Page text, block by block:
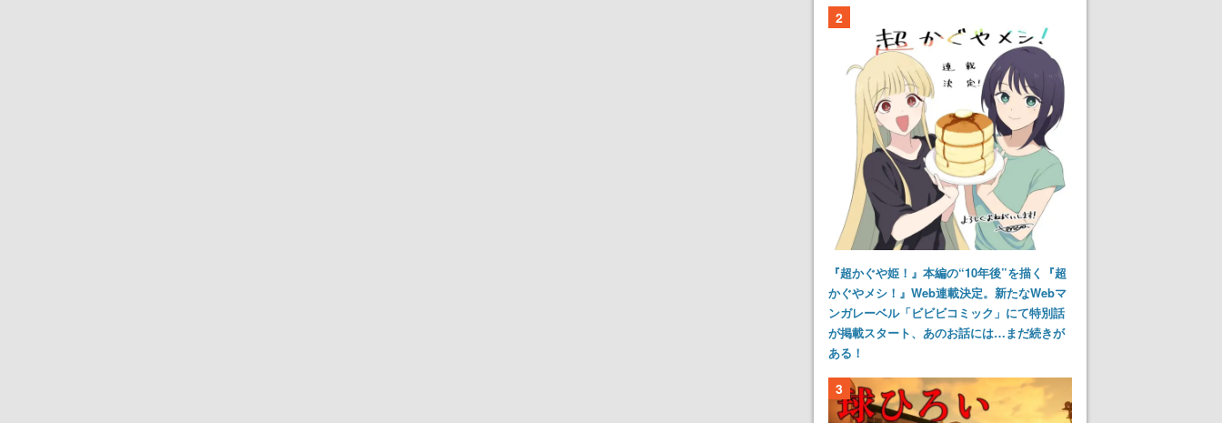
2
『超かぐや姫！』本編の“10年後”を描く『超
かぐやメシ！』Web連載決定。新たなWebマ
ンガレーベル「ビビビコミック」にて特別話
が掲載スタート、あのお話には…まだ続きが
ある！
3